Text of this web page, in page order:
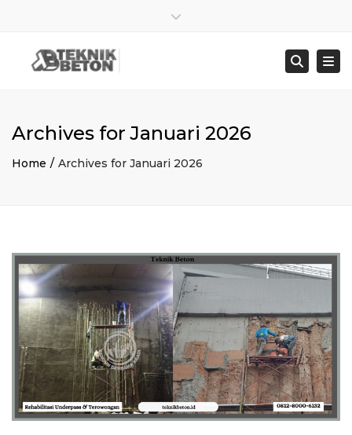
Sen – Jum : 8:00 – 17:00
021 8278 4845
bangunbersamaabadi@gmail.com
Archives for Januari 2026
Home Archives for Januari 2026